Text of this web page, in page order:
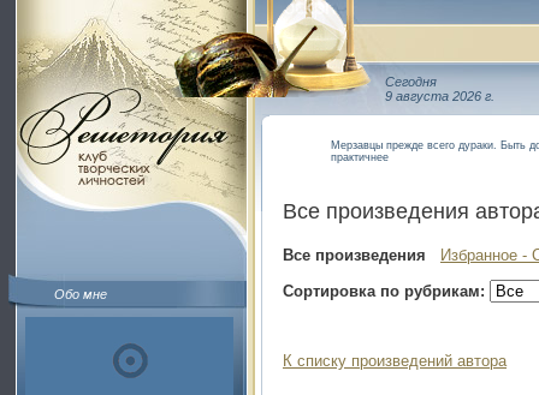
Обо мне
Сегодня
9 августа 2026 г.
Мерзавцы прежде всего дураки. Быть
практичнее
Все произведения
Все произведения
Избранное -
Сортировка по рубрикам:
К списку произведений автора